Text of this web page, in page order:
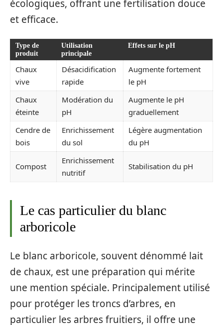
écologiques, offrant une fertilisation douce
et efficace.
Type de
produit
Utilisation
principale
Effets sur le pH
Chaux
vive
Désacidification
rapide
Augmente fortement
le pH
Chaux
éteinte
Modération du
pH
Augmente le pH
graduellement
Cendre de
bois
Enrichissement
du sol
Légère augmentation
du pH
Compost
Enrichissement
nutritif
Stabilisation du pH
Le cas particulier du blanc
arboricole
Le blanc arboricole, souvent dénommé lait
de chaux, est une préparation qui mérite
une mention spéciale. Principalement utilisé
pour protéger les troncs d’arbres, en
particulier les arbres fruitiers, il offre une